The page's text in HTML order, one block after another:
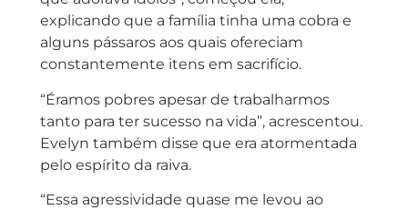
explicando que a família tinha uma cobra e
alguns pássaros aos quais ofereciam
constantemente itens em sacrifício.
“Éramos pobres apesar de trabalharmos
tanto para ter sucesso na vida”, acrescentou.
Evelyn também disse que era atormentada
pelo espírito da raiva.
“Essa agressividade quase me levou ao